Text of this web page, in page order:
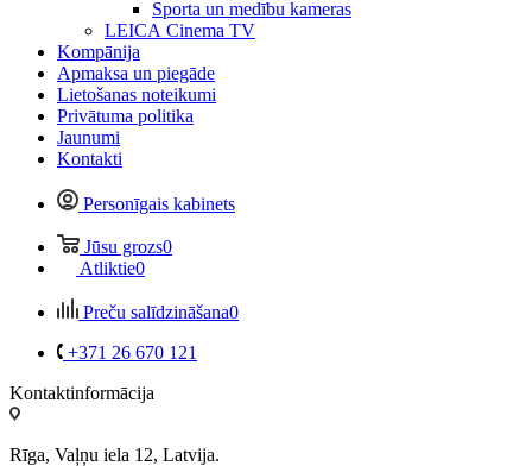
Sporta un medību kameras
LEICA Cinema TV
Kompānija
Apmaksa un piegāde
Lietošanas noteikumi
Privātuma politika
Jaunumi
Kontakti
Personīgais kabinets
Jūsu grozs0
Atliktie0
Preču salīdzināšana0
+371 26 670 121
Kontaktinformācija
Rīga, Vaļņu iela 12, Latvija.